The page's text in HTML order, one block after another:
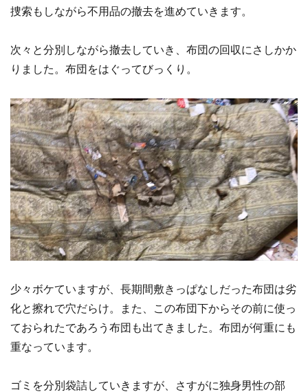
捜索もしながら不用品の撤去を進めていきます。
次々と分別しながら撤去していき、布団の回収にさしかか
りました。布団をはぐってびっくり。
少々ボケていますが、長期間敷きっぱなしだった布団は劣
化と擦れで穴だらけ。また、この布団下からその前に使っ
ておられたであろう布団も出てきました。布団が何重にも
重なっています。
ゴミを分別袋詰していきますが、さすがに独身男性の部